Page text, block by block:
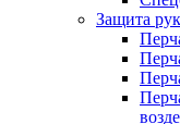
Защита рук